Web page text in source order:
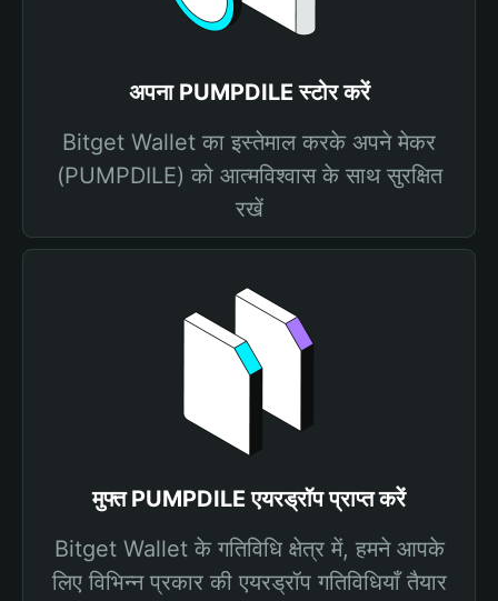
अपना PUMPDILE स्टोर करें
Bitget Wallet का इस्तेमाल करके अपने मेकर
(PUMPDILE) को आत्मविश्वास के साथ सुरक्षित
रखें
मुफ्त PUMPDILE एयरड्रॉप प्राप्त करें
Bitget Wallet के गतिविधि क्षेत्र में, हमने आपके
लिए विभिन्न प्रकार की एयरड्रॉप गतिविधियाँ तैयार